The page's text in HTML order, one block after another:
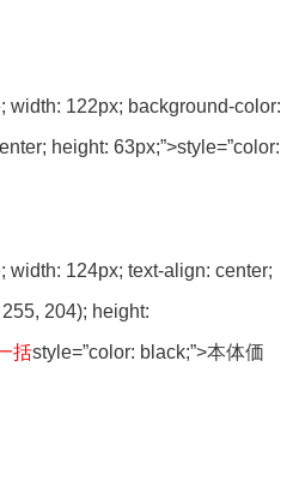
width: 122px; background-color:
height: 63px;”>style=”color:
width: 124px; text-align: center;
204); height:
括style=”color: black;”>本体価